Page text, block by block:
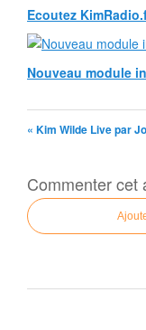
Ecoutez
Nouveau module
« Kim Wilde Live par
Commenter cet